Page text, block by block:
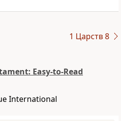
1 Царств 8
Easy-to-Read
International